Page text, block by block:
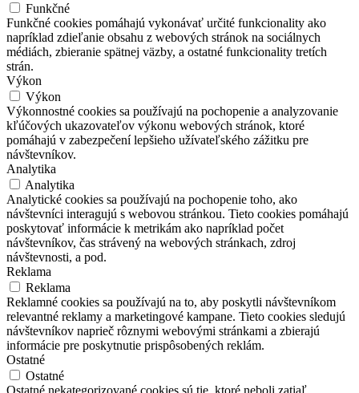
Funkčné
Funkčné cookies pomáhajú vykonávať určité funkcionality ako
napríklad zdieľanie obsahu z webových stránok na sociálnych
médiách, zbieranie spätnej väzby, a ostatné funkcionality tretích
strán.
Výkon
Výkon
Výkonnostné cookies sa používajú na pochopenie a analyzovanie
kľúčových ukazovateľov výkonu webových stránok, ktoré
pomáhajú v zabezpečení lepšieho užívateľského zážitku pre
návštevníkov.
Analytika
Analytika
Analytické cookies sa používajú na pochopenie toho, ako
návštevníci interagujú s webovou stránkou. Tieto cookies pomáhajú
poskytovať informácie k metrikám ako napríklad počet
návštevníkov, čas strávený na webových stránkach, zdroj
návštevnosti, a pod.
Reklama
Reklama
Reklamné cookies sa používajú na to, aby poskytli návštevníkom
relevantné reklamy a marketingové kampane. Tieto cookies sledujú
návštevníkov naprieč rôznymi webovými stránkami a zbierajú
informácie pre poskytnutie prispôsobených reklám.
Ostatné
Ostatné
Ostatné nekategorizované cookies sú tie, ktoré neboli zatiaľ